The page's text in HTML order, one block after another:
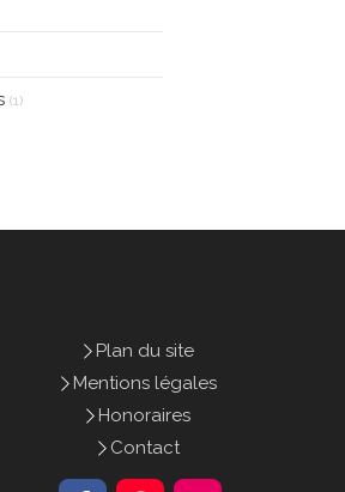
(1)
Plan du site
Mentions légales
Honoraires
Contact